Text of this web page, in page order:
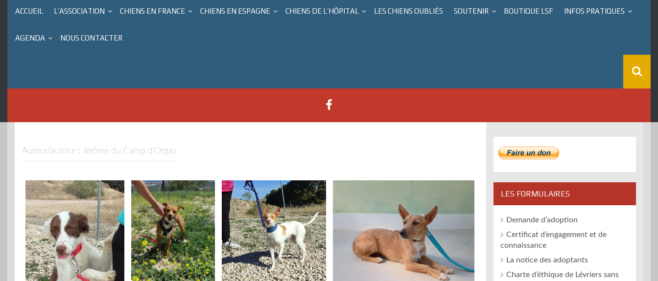
ACCUEIL L’ASSOCIATION CHIENS EN FRANCE CHIENS EN ESPAGNE CHIENS DE L’HÔPITAL LES CHIENS OUBLIÉS SOUTENIR BOUTIQUE LSF INFOS PRATIQUES
AGENDA NOUS CONTACTER
Auteur/autrice : Jérôme du Camp d'Orgas
LES FORMULAIRES
Demande d’adoption
Certificat d’engagement et de
connaissance
La notice des adoptants
Charte d’éthique de Lévriers sans